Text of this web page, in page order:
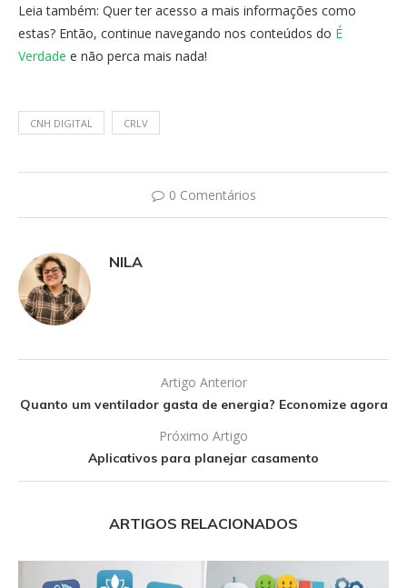
Leia também: Quer ter acesso a mais informações como
estas? Então, continue navegando nos conteúdos do É
Verdade e não perca mais nada!
CNH DIGITAL CRLV
0 Comentários
NILA
Artigo Anterior
Quanto um ventilador gasta de energia? Economize agora
Próximo Artigo
Aplicativos para planejar casamento
ARTIGOS RELACIONADOS